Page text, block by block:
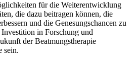
für die Weiterentwicklung
die dazu beitragen können, die
und die Genesungschancen zu
in Forschung und
der Beatmungstherapie
sein.